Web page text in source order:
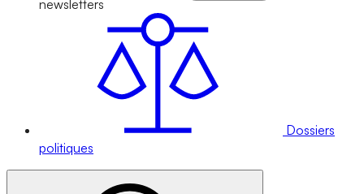
newsletters
Dossiers
politiques